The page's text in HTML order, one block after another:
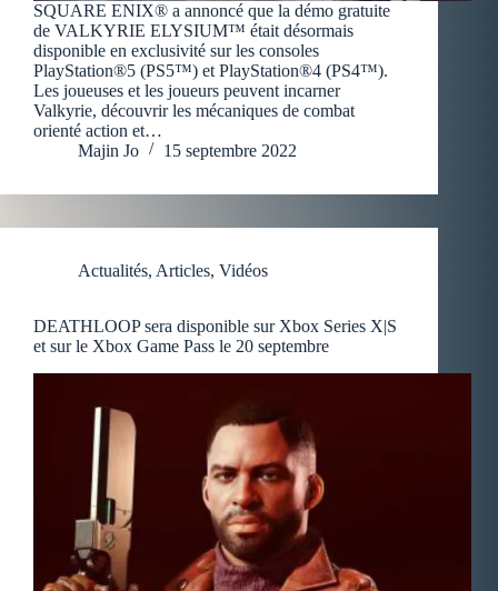
SQUARE ENIX® a annoncé que la démo gratuite
de VALKYRIE ELYSIUM™ était désormais
disponible en exclusivité sur les consoles
PlayStation®5 (PS5™) et PlayStation®4 (PS4™).
Les joueuses et les joueurs peuvent incarner
Valkyrie, découvrir les mécaniques de combat
orienté action et…
Majin Jo
15 septembre 2022
Actualités, Articles, Vidéos
DEATHLOOP sera disponible sur Xbox Series X|S
et sur le Xbox Game Pass le 20 septembre